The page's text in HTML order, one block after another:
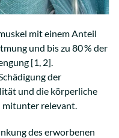
mit einem Anteil
und bis zu 80 % der
[1, 2].
der
und die körperliche
mitunter relevant.
des erworbenen